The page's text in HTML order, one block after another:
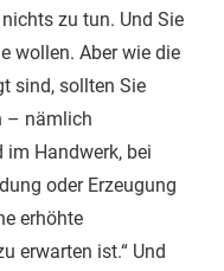
zu tun. Und Sie
wollen. Aber wie die
sind, sollten Sie
– nämlich
im Handwerk, bei
oder Erzeugung
erhöhte
erwarten ist.“ Und